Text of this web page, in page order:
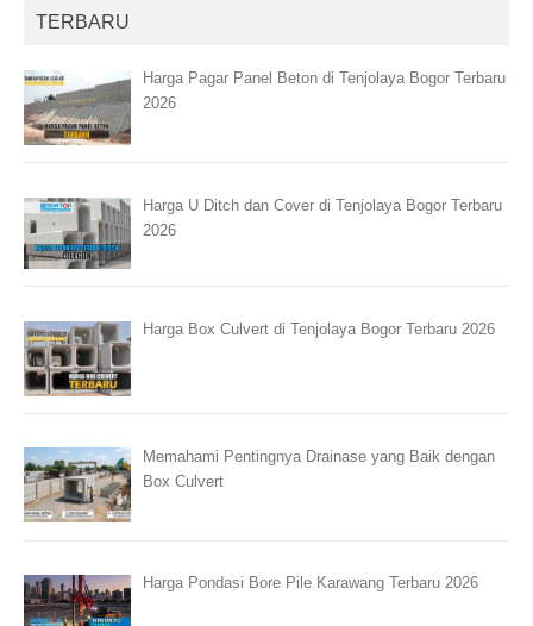
TERBARU
Harga Pagar Panel Beton di Tenjolaya Bogor Terbaru
2026
Harga U Ditch dan Cover di Tenjolaya Bogor Terbaru
2026
Harga Box Culvert di Tenjolaya Bogor Terbaru 2026
Memahami Pentingnya Drainase yang Baik dengan
Box Culvert
Harga Pondasi Bore Pile Karawang Terbaru 2026